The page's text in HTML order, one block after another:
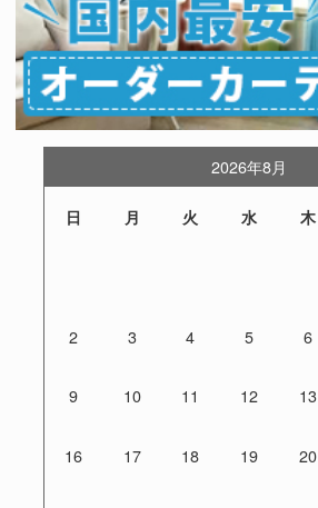
2026年8月
日 月 火 水 木
2 3 4 5 6
9 10 11 12 13
16 17 18 19 20